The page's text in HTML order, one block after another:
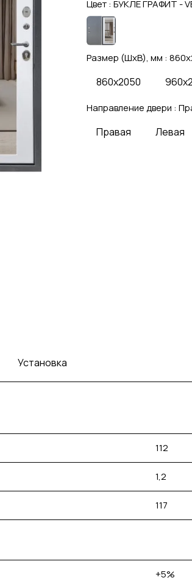
Цвет : БУКЛЕ ГРАФИТ -
Размер (ШхВ), мм :
860x2050
Направление двери :
Правая Левая
Установка
112
1,2
117
+5%